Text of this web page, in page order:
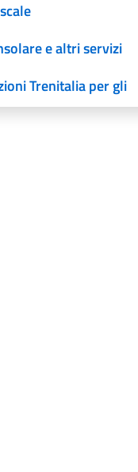
e altri servizi
Trenitalia per gli